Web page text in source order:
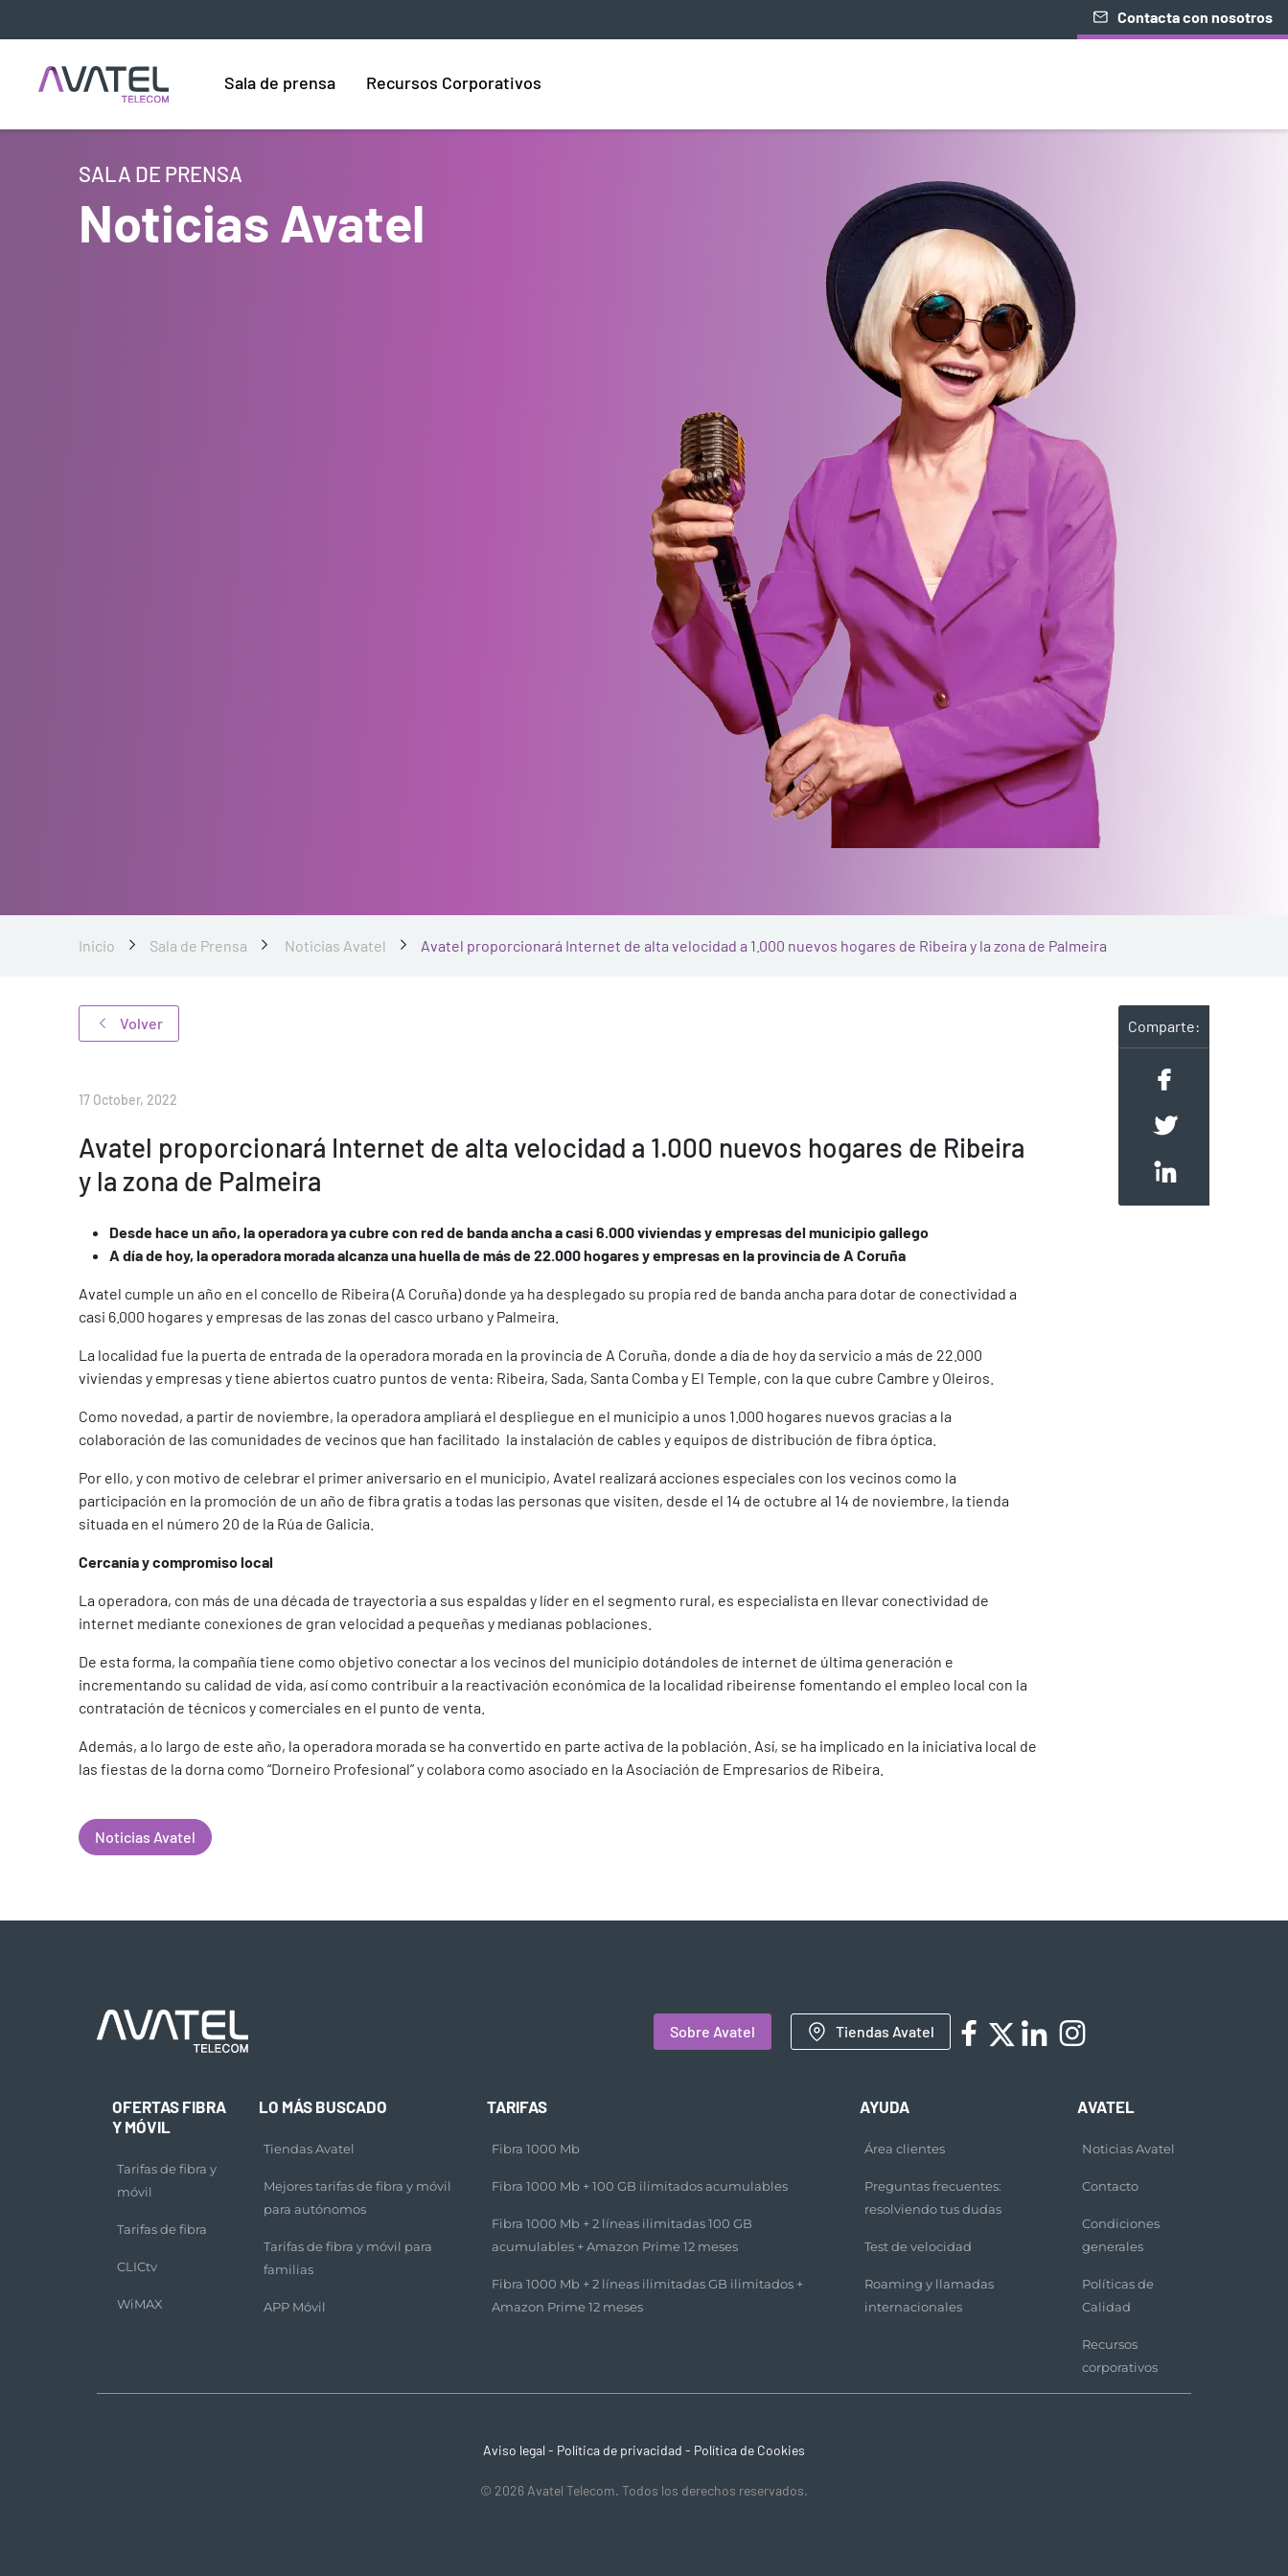
Contacta con nosotros
Sala de prensa Recursos Corporativos
SALA DE PRENSA
Noticias Avatel
Inicio Sala de Prensa Noticias Avatel Avatel proporcionará Internet de alta velocidad a 1.000 nuevos hogares de Ribeira y la zona de Palmeira
Volver
17 October, 2022
Avatel proporcionará Internet de alta velocidad a 1.000 nuevos hogares de Ribeira
y la zona de Palmeira
Desde hace un año, la operadora ya cubre con red de banda ancha a casi 6.000 viviendas y empresas del municipio gallego
A día de hoy, la operadora morada alcanza una huella de más de 22.000 hogares y empresas en la provincia de A Coruña
Avatel cumple un año en el concello de Ribeira (A Coruña) donde ya ha desplegado su propia red de banda ancha para dotar de conectividad a
casi 6.000 hogares y empresas de las zonas del casco urbano y Palmeira.
La localidad fue la puerta de entrada de la operadora morada en la provincia de A Coruña, donde a día de hoy da servicio a más de 22.000
viviendas y empresas y tiene abiertos cuatro puntos de venta: Ribeira, Sada, Santa Comba y El Temple, con la que cubre Cambre y Oleiros.
Como novedad, a partir de noviembre, la operadora ampliará el despliegue en el municipio a unos 1.000 hogares nuevos gracias a la
colaboración de las comunidades de vecinos que han facilitado la instalación de cables y equipos de distribución de fibra óptica.
Por ello, y con motivo de celebrar el primer aniversario en el municipio, Avatel realizará acciones especiales con los vecinos como la
participación en la promoción de un año de fibra gratis a todas las personas que visiten, desde el 14 de octubre al 14 de noviembre, la tienda
situada en el número 20 de la Rúa de Galicia.
Cercanía y compromiso local
La operadora, con más de una década de trayectoria a sus espaldas y líder en el segmento rural, es especialista en llevar conectividad de
internet mediante conexiones de gran velocidad a pequeñas y medianas poblaciones.
De esta forma, la compañía tiene como objetivo conectar a los vecinos del municipio dotándoles de internet de última generación e
incrementando su calidad de vida, así como contribuir a la reactivación económica de la localidad ribeirense fomentando el empleo local con la
contratación de técnicos y comerciales en el punto de venta.
Además, a lo largo de este año, la operadora morada se ha convertido en parte activa de la población. Así, se ha implicado en la iniciativa local de
las fiestas de la dorna como “Dorneiro Profesional” y colabora como asociado en la Asociación de Empresarios de Ribeira.
Noticias Avatel
Comparte:
Sobre Avatel Tiendas Avatel
OFERTAS FIBRA
Y MÓVIL
Tarifas de fibra y
móvil
Tarifas de fibra
CLICtv
WiMAX
LO MÁS BUSCADO
Tiendas Avatel
Mejores tarifas de fibra y móvil
para autónomos
Tarifas de fibra y móvil para
familias
APP Móvil
TARIFAS
Fibra 1000 Mb
Fibra 1000 Mb + 100 GB ilimitados acumulables​
Fibra 1000 Mb + 2 líneas ilimitadas 100 GB
acumulables + Amazon Prime 12 meses​
Fibra 1000 Mb + 2 líneas ilimitadas GB ilimitados +
Amazon Prime 12 meses​
AYUDA
Área clientes
Preguntas frecuentes:
resolviendo tus dudas
Test de velocidad
Roaming y llamadas
internacionales
AVATEL
Noticias Avatel
Contacto
Condiciones
generales
Políticas de
Calidad
Recursos
corporativos
Aviso legal - Política de privacidad - Política de Cookies
© 2026 Avatel Telecom. Todos los derechos reservados.